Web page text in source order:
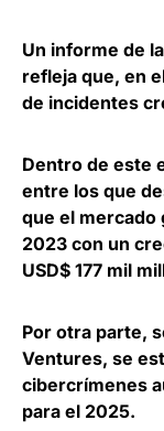
Un informe de
refleja que, en
de incidentes
Dentro de este
entre los que
que el mercado
2023 con un
USD$ 177 mil
Por otra parte,
Ventures, se
cibercrímenes
para el 2025.